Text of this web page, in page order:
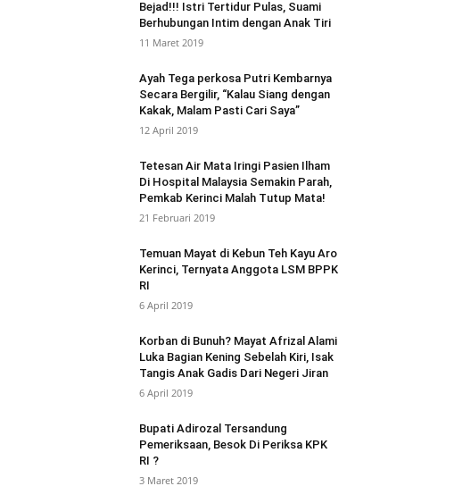
Bejad!!! Istri Tertidur Pulas, Suami
Berhubungan Intim dengan Anak Tiri
11 Maret 2019
Ayah Tega perkosa Putri Kembarnya
Secara Bergilir, “Kalau Siang dengan
Kakak, Malam Pasti Cari Saya”
12 April 2019
Tetesan Air Mata Iringi Pasien Ilham
Di Hospital Malaysia Semakin Parah,
Pemkab Kerinci Malah Tutup Mata!
21 Februari 2019
Temuan Mayat di Kebun Teh Kayu Aro
Kerinci, Ternyata Anggota LSM BPPK
RI
6 April 2019
Korban di Bunuh? Mayat Afrizal Alami
Luka Bagian Kening Sebelah Kiri, Isak
Tangis Anak Gadis Dari Negeri Jiran
6 April 2019
Bupati Adirozal Tersandung
Pemeriksaan, Besok Di Periksa KPK
RI ?
3 Maret 2019